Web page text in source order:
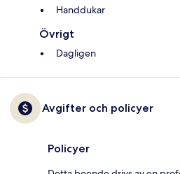
Handdukar
Övrigt
Dagligen
Avgifter och policyer
Policyer